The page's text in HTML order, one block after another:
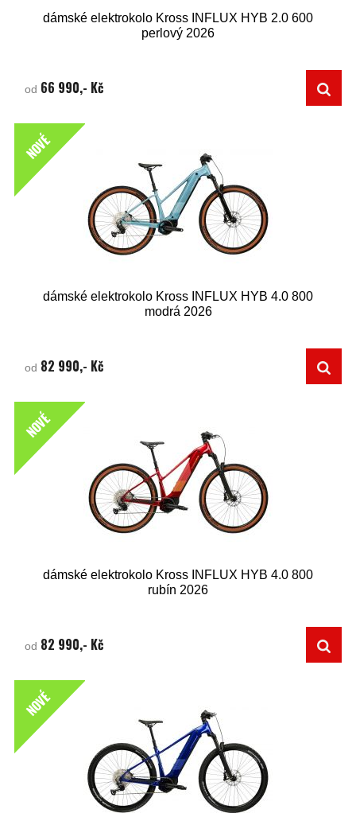
dámské elektrokolo Kross INFLUX HYB 2.0 600
perlový 2026
od 66 990,- Kč
NOVÉ
dámské elektrokolo Kross INFLUX HYB 4.0 800
modrá 2026
od 82 990,- Kč
NOVÉ
dámské elektrokolo Kross INFLUX HYB 4.0 800
rubín 2026
od 82 990,- Kč
NOVÉ